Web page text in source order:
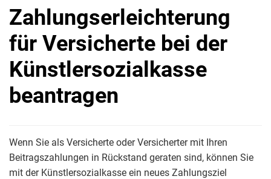
Zahlungserleichterung
für Versicherte bei der
Künstlersozialkasse
beantragen
Wenn Sie als Versicherte oder Versicherter mit Ihren
Beitragszahlungen in Rückstand geraten sind, können Sie
mit der Künstlersozialkasse ein neues Zahlungsziel